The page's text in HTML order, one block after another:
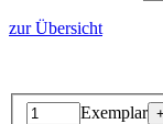
zur Übersicht
Exemplar